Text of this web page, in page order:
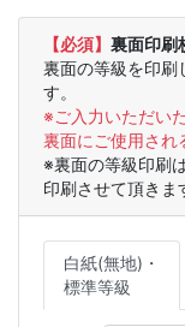
【必須】 裏面印刷
裏面の等級を印刷
す。
※ご入力いただい
裏面にご使用され
※裏面の等級印刷
印刷させて頂きま
白紙(無地)・
標準等級